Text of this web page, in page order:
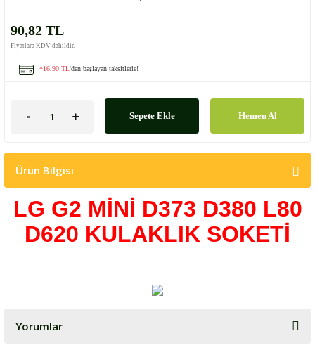
90,82 TL
Fiyatlara KDV dahildir.
*16,90 TL'den başlayan taksitlerle!
Sepete Ekle Hemen Al
Ürün Bilgisi
LG G2 MİNİ D373 D380 L80
D620 KULAKLIK SOKETİ
Yorumlar